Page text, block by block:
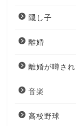
隠し子
離婚
離婚が噂さ
音楽
高校野球